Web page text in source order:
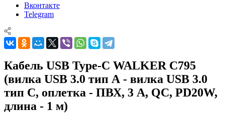
Вконтакте
Telegram
Кабель USB Type-C WALKER C795
(вилка USB 3.0 тип А - вилка USB 3.0
тип С, оплетка - ПВХ, 3 А, QC, PD20W,
длина - 1 м)